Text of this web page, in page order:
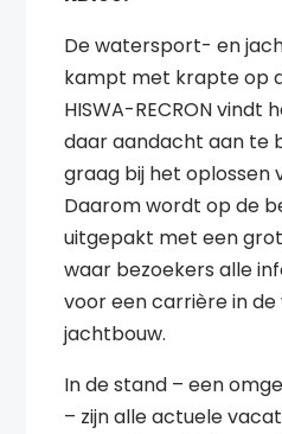
De watersport- en
kampt met krapte op
HISWA-RECRON vindt
daar aandacht aan te
graag bij het oplossen
Daarom wordt op de
uitgepakt met een
waar bezoekers alle
voor een carrière in
jachtbouw.
In de stand – een
– zijn alle actuele